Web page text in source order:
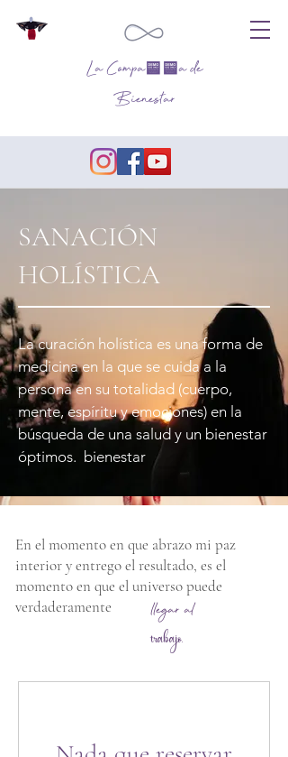
La Compañía de
Bienestar
SANACIÓN
HOLÍSTICA
La curación holística es una forma de
medicina en la que se cuida a la
persona en su totalidad (cuerpo,
mente, espíritu y emociones) en la
búsqueda de una salud y un bienestar
óptimos. bienestar
En el momento en que abrazo mi paz
interior y entrego el resultado, es el
momento en que el universo puede
verdaderamente
llegar al
trabajo.